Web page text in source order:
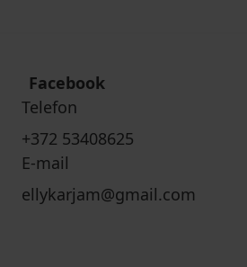
Facebook
Telefon
+372 53408625
E-mail
ellykarjam@gmail.com